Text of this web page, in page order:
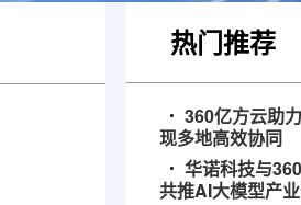
热门推荐
360亿方云助
现多地高效协同
华诺科技与
共推AI大模型产